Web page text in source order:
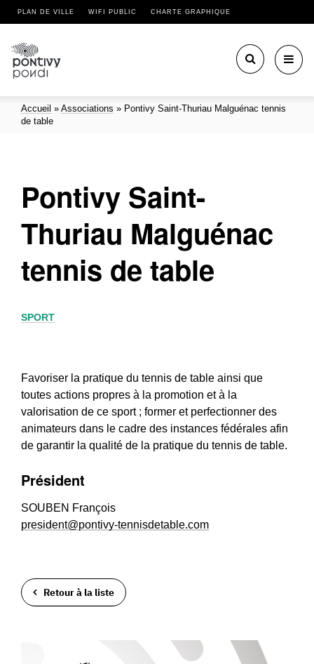
PLAN DE VILLE WIFI PUBLIC CHARTE GRAPHIQUE
Accueil » Associations » Pontivy Saint-Thuriau Malguénac tennis
de table
Pontivy Saint-
Thuriau Malguénac
tennis de table
SPORT
Favoriser la pratique du tennis de table ainsi que
toutes actions propres à la promotion et à la
valorisation de ce sport ; former et perfectionner des
animateurs dans le cadre des instances fédérales afin
de garantir la qualité de la pratique du tennis de table.
Président
SOUBEN François
president@pontivy-tennisdetable.com
Retour à la liste